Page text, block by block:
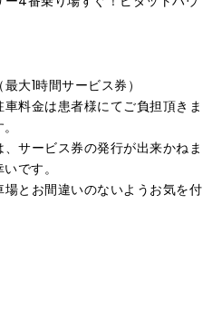
大1時間サービス券）
料金は患者様にてご負担頂きま
す。
サービス券の発行が出来かねま
いです。
とお間違いのないようお気を付